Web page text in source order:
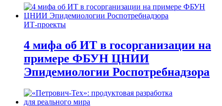
ИТ-проекты
4 мифа об ИТ в госорганизации на
примере ФБУН ЦНИИ
Эпидемиологии Роспотребнадзора